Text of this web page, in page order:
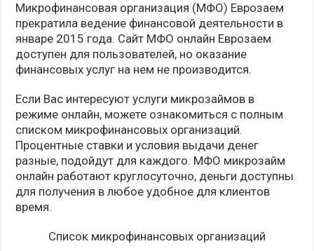
Микрофинансовая организация (МФО) Еврозаем
прекратила ведение финансовой деятельности в
январе 2015 года. Сайт МФО онлайн Еврозаем
доступен для пользователей, но оказание
финансовых услуг на нем не производится.
Если Вас интересуют услуги микрозаймов в
режиме онлайн, можете ознакомиться с полным
списком микрофинансовых организаций.
Процентные ставки и условия выдачи денег
разные, подойдут для каждого. МФО микрозайм
онлайн работают круглосуточно, деньги доступны
для получения в любое удобное для клиентов
время.
Список микрофинансовых организаций